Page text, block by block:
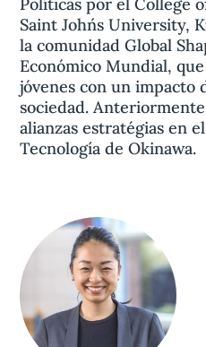
Saint John´s University,
la comunidad Global
Económico Mundial,
jóvenes con un impacto
sociedad.
alianzas estratégias en
Tecnología de Okinawa.